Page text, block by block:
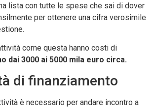
lista con tutte le spese che sai di dover
per ottenere una cifra verosimile
come questa hanno costi di
dai 3000 ai 5000 mila euro circa.
di finanziamento
è necessario per andare incontro a